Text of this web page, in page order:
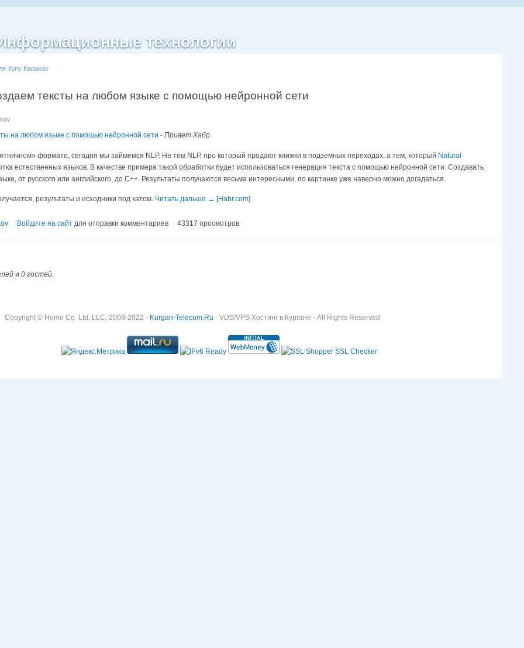
технологии
Yuriy Kanakov
тексты на любом языке с помощью нейронной сети
на любом языке с помощью нейронной сети - Привет Хабр.
формате, сегодня мы займемся NLP. Не тем NLP, про который продают книжки в подземных переходах, а тем, который Natural
естественных языков. В качестве примера такой обработки будет использоваться генерация текста с помощью нейронной сети. Создавать
от русского или английского, до С++. Результаты получаются весьма интересными, по картинке уже наверно можно догадаться.
результаты и исходники под катом. Читать дальше → [Habr.com]
Войдите на сайт для отправки комментариев 43317 просмотров
и 0 гостей
Copyright © Home Co. Ltd. LLC, 2008-2022 - Kurgan-Telecom.Ru - VDS/VPS Хостинг в Кургане - All Rights Reserved